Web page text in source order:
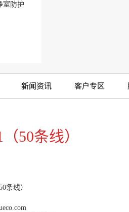
室防护
新闻资讯 客户专区
50条线）
条线）